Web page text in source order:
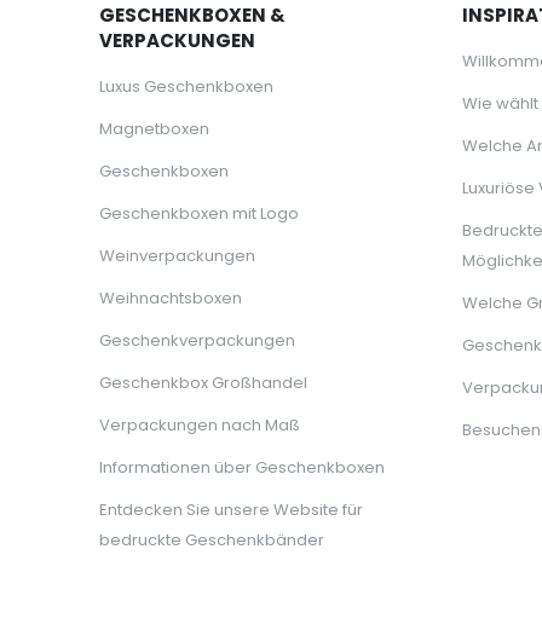
GESCHENKBOXEN &
VERPACKUNGEN
Luxus Geschenkboxen
Magnetboxen
Geschenkboxen
Geschenkboxen mit Logo
Weinverpackungen
Weihnachtsboxen
Geschenkverpackungen
Geschenkbox Großhandel
Verpackungen nach Maß
Informationen über Geschenkboxen
Entdecken Sie unsere Website für
bedruckte Geschenkbänder
Wie
Welche
Welche